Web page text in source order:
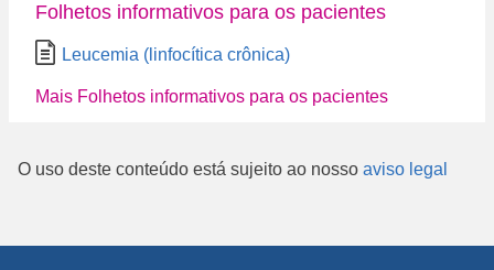
Folhetos informativos para os pacientes
Leucemia (linfocítica crônica)
Mais Folhetos informativos para os pacientes
O uso deste conteúdo está sujeito ao nosso aviso legal